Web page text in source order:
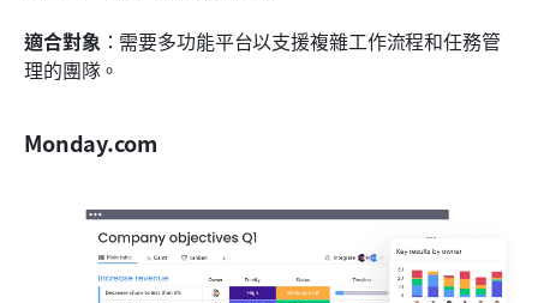
適合對象：需要多功能平台以支援複雜工作流程和任務管
理的團隊。
Monday.com